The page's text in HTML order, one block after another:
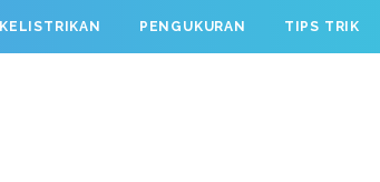
KELISTRIKAN PENGUKURAN TIPS TRIK